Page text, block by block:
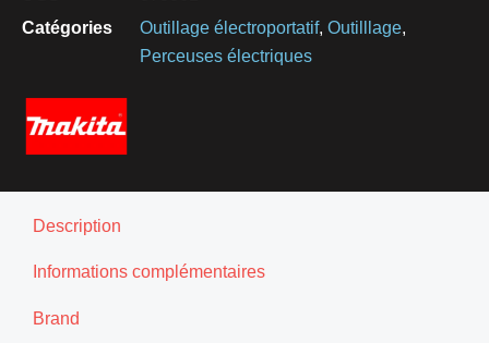
Catégories
Outillage électroportatif, Outilllage
Perceuses électriques
Description
Informations complémentaires
Brand